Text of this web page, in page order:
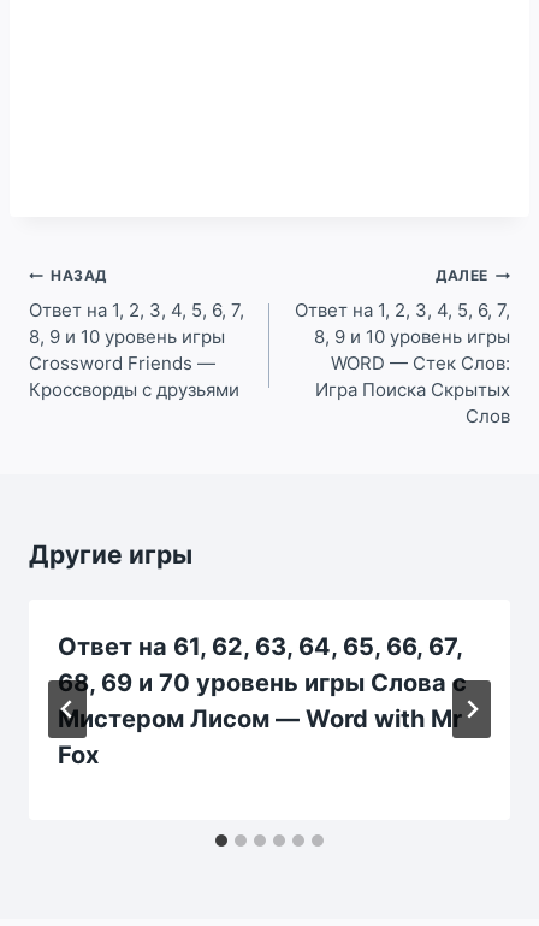
Навигация
по
записям
НАЗАД
Ответ на 1, 2, 3, 4, 5, 6, 7,
8, 9 и 10 уровень игры
Crossword Friends —
Кроссворды с друзьями
ДАЛЕЕ
Ответ на 1, 2, 3, 4, 5, 6, 7,
8, 9 и 10 уровень игры
WORD — Стек Слов:
Игра Поиска Скрытых
Слов
Другие игры
Ответ на 61, 62, 63, 64, 65, 66, 67,
68, 69 и 70 уровень игры Слова с
Мистером Лисом — Word with Mr
Fox